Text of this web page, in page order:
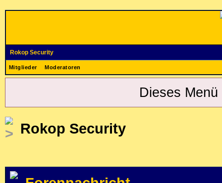
Rokop Security
Mitglieder Moderatoren
Dieses
Rokop Security